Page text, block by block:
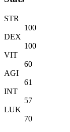
STR
100
DEX
100
VIT
60
AGI
61
INT
57
LUK
70